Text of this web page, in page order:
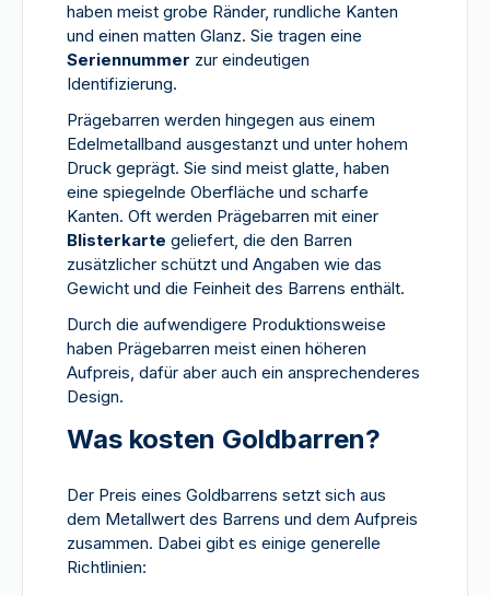
haben meist grobe Ränder, rundliche Kanten
und einen matten Glanz. Sie tragen eine
Seriennummer zur eindeutigen
Identifizierung.
Prägebarren werden hingegen aus einem
Edelmetallband ausgestanzt und unter hohem
Druck geprägt. Sie sind meist glatte, haben
eine spiegelnde Oberfläche und scharfe
Kanten. Oft werden Prägebarren mit einer
Blisterkarte geliefert, die den Barren
zusätzlicher schützt und Angaben wie das
Gewicht und die Feinheit des Barrens enthält.
Durch die aufwendigere Produktionsweise
haben Prägebarren meist einen höheren
Aufpreis, dafür aber auch ein ansprechenderes
Design.
Was kosten Goldbarren?
Der Preis eines Goldbarrens setzt sich aus
dem Metallwert des Barrens und dem Aufpreis
zusammen. Dabei gibt es einige generelle
Richtlinien: